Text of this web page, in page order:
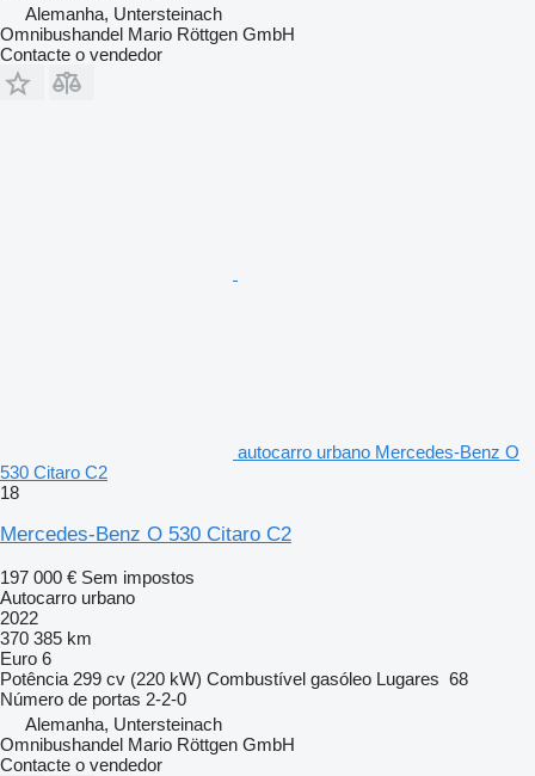
Alemanha, Untersteinach
Omnibushandel Mario Röttgen GmbH
Contacte o vendedor
autocarro urbano Mercedes-Benz O
530 Citaro C2
18
Mercedes-Benz O 530 Citaro C2
197 000 € Sem impostos
Autocarro urbano
2022
370 385 km
Euro 6
Potência 299 cv (220 kW) Combustível gasóleo Lugares 68
Número de portas 2-2-0
Alemanha, Untersteinach
Omnibushandel Mario Röttgen GmbH
Contacte o vendedor